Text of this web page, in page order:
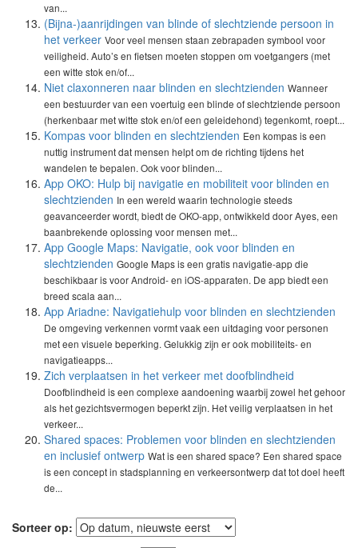
van...
(Bijna-)aanrijdingen van blinde of slechtziende persoon in
het verkeer Voor veel mensen staan zebrapaden symbool voor
veiligheid. Auto’s en fietsen moeten stoppen om voetgangers (met
een witte stok en/of...
Niet claxonneren naar blinden en slechtzienden Wanneer
een bestuurder van een voertuig een blinde of slechtziende persoon
(herkenbaar met witte stok en/of een geleidehond) tegenkomt, roept...
Kompas voor blinden en slechtzienden Een kompas is een
nuttig instrument dat mensen helpt om de richting tijdens het
wandelen te bepalen. Ook voor blinden...
App OKO: Hulp bij navigatie en mobiliteit voor blinden en
slechtzienden In een wereld waarin technologie steeds
geavanceerder wordt, biedt de OKO-app, ontwikkeld door Ayes, een
baanbrekende oplossing voor mensen met...
App Google Maps: Navigatie, ook voor blinden en
slechtzienden Google Maps is een gratis navigatie-app die
beschikbaar is voor Android- en iOS-apparaten. De app biedt een
breed scala aan...
App Ariadne: Navigatiehulp voor blinden en slechtzienden
De omgeving verkennen vormt vaak een uitdaging voor personen
met een visuele beperking. Gelukkig zijn er ook mobiliteits- en
navigatieapps...
Zich verplaatsen in het verkeer met doofblindheid
Doofblindheid is een complexe aandoening waarbij zowel het gehoor
als het gezichtsvermogen beperkt zijn. Het veilig verplaatsen in het
verkeer...
Shared spaces: Problemen voor blinden en slechtzienden
en inclusief ontwerp Wat is een shared space? Een shared space
is een concept in stadsplanning en verkeersontwerp dat tot doel heeft
de...
Sorteer op: